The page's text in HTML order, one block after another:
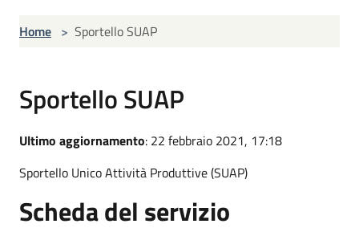
Home > Sportello SUAP
Sportello SUAP
Ultimo aggiornamento: 22 febbraio 2021, 17:18
Sportello Unico Attività Produttive (SUAP)
Scheda del servizio